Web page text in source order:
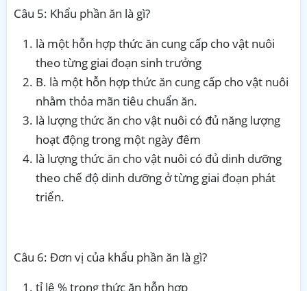
Câu 5: Khẩu phần ăn là gì?
là một hỗn hợp thức ăn cung cấp cho vật nuôi
theo từng giai đoạn sinh trưởng
B. là một hỗn hợp thức ăn cung cấp cho vật nuôi
nhằm thỏa mãn tiêu chuẩn ăn.
là lượng thức ăn cho vật nuôi có đủ năng lượng
hoạt động trong một ngày đêm
là lượng thức ăn cho vật nuôi có đủ dinh dưỡng
theo chế độ dinh dưỡng ở từng giai đoạn phát
triển.
Câu 6: Đơn vị của khẩu phần ăn là gì?
tỉ lệ % trong thức ăn hỗn hợp